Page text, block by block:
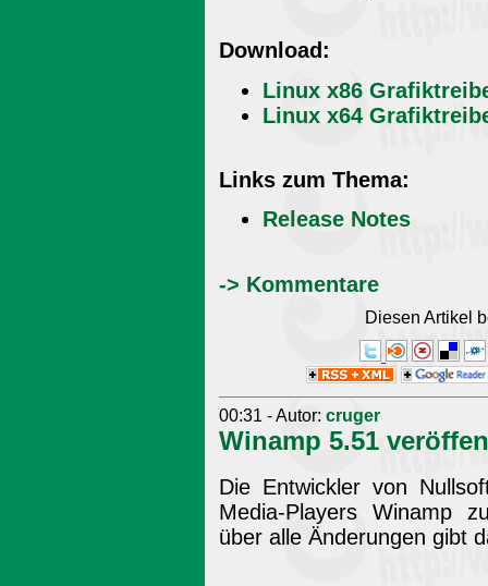
Download:
Linux x86
Linux x64
Links zum Thema:
Release Notes
-> Kommentare
Diesen Artikel
00:31 - Autor: cruger
Winamp 5.51
Die Entwickler von
Media-Players Winamp
über alle Änderungen gibt